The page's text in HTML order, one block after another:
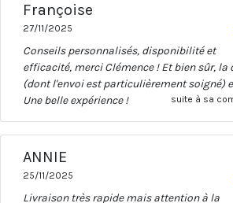
Françoise
27/11/2025
Conseils personnalisés, disponibilité et
efficacité, merci Clémence ! Et bien sûr,
(dont l'envoi est particulièrement soigné)
Une belle expérience !
suite à sa
ANNIE
25/11/2025
Livraison très rapide mais attention à la